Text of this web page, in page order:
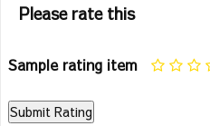
Please rate this
Sample rating item